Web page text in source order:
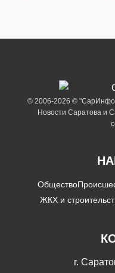
© 2006-2026 ©
Новости Саратова и
Общество
ЖКХ и
г.